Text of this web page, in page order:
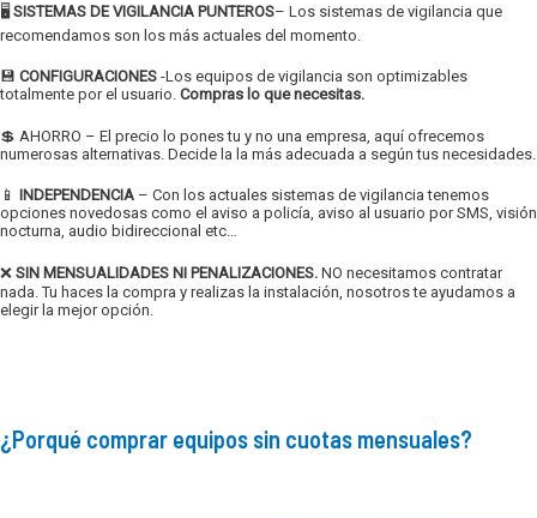
🖥 SISTEMAS DE VIGILANCIA PUNTEROS– Los sistemas de vigilancia que
recomendamos son los más actuales del momento.
💾 CONFIGURACIONES -Los equipos de vigilancia son optimizables
totalmente por el usuario. Compras lo que necesitas.
💲 AHORRO – El precio lo pones tu y no una empresa, aquí ofrecemos
numerosas alternativas. Decide la la más adecuada a según tus necesidades.
📱 INDEPENDENCIA – Con los actuales sistemas de vigilancia tenemos
opciones novedosas como el aviso a policía, aviso al usuario por SMS, visión
nocturna, audio bidireccional etc…
❌ SIN MENSUALIDADES NI PENALIZACIONES. NO necesitamos contratar
nada. Tu haces la compra y realizas la instalación, nosotros te ayudamos a
elegir la mejor opción.
¿Porqué comprar equipos sin cuotas mensuales?